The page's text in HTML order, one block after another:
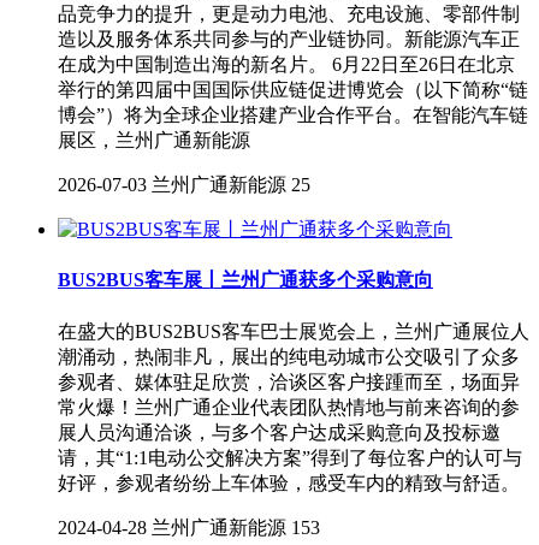
品竞争力的提升，更是动力电池、充电设施、零部件制
造以及服务体系共同参与的产业链协同。新能源汽车正
在成为中国制造出海的新名片。 6月22日至26日在北京
举行的第四届中国国际供应链促进博览会（以下简称“链
博会”）将为全球企业搭建产业合作平台。在智能汽车链
展区，兰州广通新能源
2026-07-03 兰州广通新能源 25
BUS2BUS客车展丨兰州广通获多个采购意向
在盛大的BUS2BUS客车巴士展览会上，兰州广通展位人
潮涌动，热闹非凡，展出的纯电动城市公交吸引了众多
参观者、媒体驻足欣赏，洽谈区客户接踵而至，场面异
常火爆！兰州广通企业代表团队热情地与前来咨询的参
展人员沟通洽谈，与多个客户达成采购意向及投标邀
请，其“1:1电动公交解决方案”得到了每位客户的认可与
好评，参观者纷纷上车体验，感受车内的精致与舒适。
2024-04-28 兰州广通新能源 153